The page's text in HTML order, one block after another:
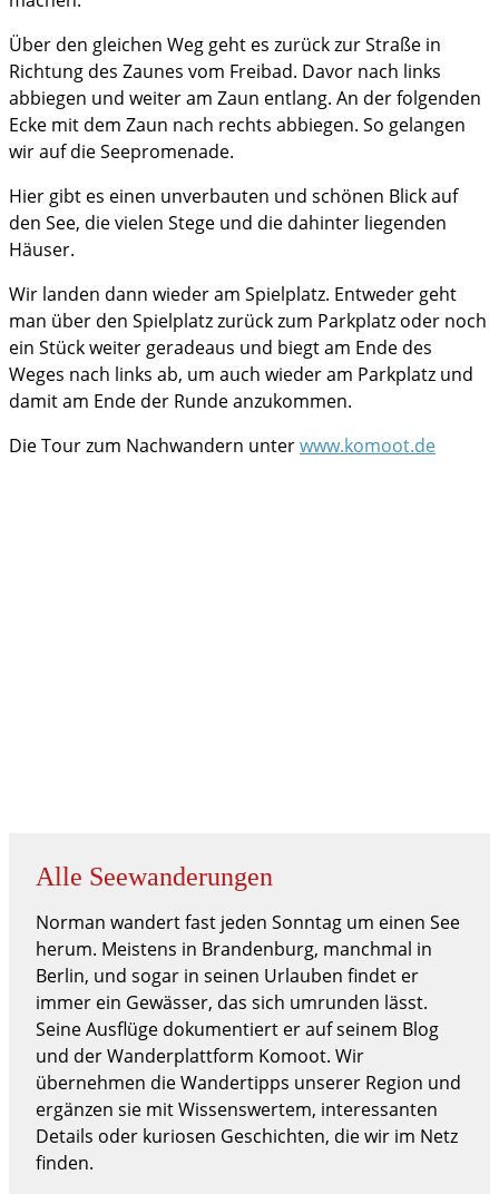
Über den gleichen Weg geht es zurück zur Straße in
Richtung des Zaunes vom Freibad. Davor nach links
abbiegen und weiter am Zaun entlang. An der folgenden
Ecke mit dem Zaun nach rechts abbiegen. So gelangen
wir auf die Seepromenade.
Hier gibt es einen unverbauten und schönen Blick auf
den See, die vielen Stege und die dahinter liegenden
Häuser.
Wir landen dann wieder am Spielplatz. Entweder geht
man über den Spielplatz zurück zum Parkplatz oder noch
ein Stück weiter geradeaus und biegt am Ende des
Weges nach links ab, um auch wieder am Parkplatz und
damit am Ende der Runde anzukommen.
Die Tour zum Nachwandern unterwww.komoot.de
Alle Seewanderungen
Norman wandert fast jeden Sonntag um einen See
herum. Meistens in Brandenburg, manchmal in
Berlin, und sogar in seinen Urlauben findet er
immer ein Gewässer, das sich umrunden lässt.
Seine Ausflüge dokumentiert er auf seinem Blog
und der Wanderplattform Komoot. Wir
übernehmen die Wandertipps unserer Region und
ergänzen sie mit Wissenswertem, interessanten
Details oder kuriosen Geschichten, die wir im Netz
finden.